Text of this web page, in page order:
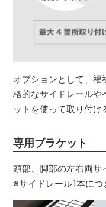
オプションとして、福
格的なサイドレールや
ットを使って取り付け
専用ブラケット
頭部、脚部の左右両サ
※サイドレール1本につ